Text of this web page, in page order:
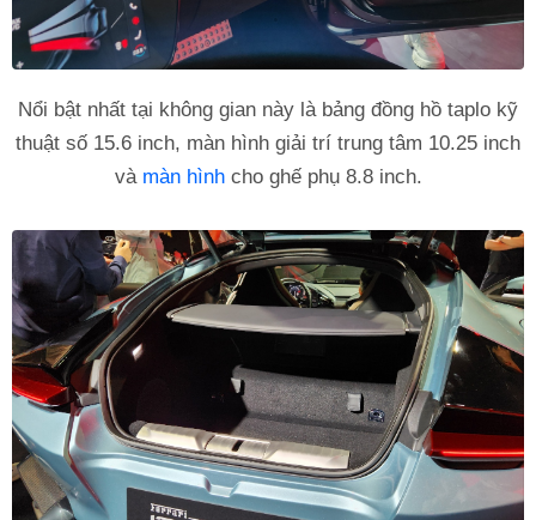
Nổi bật nhất tại không gian này là bảng đồng hồ taplo kỹ
thuật số 15.6 inch, màn hình giải trí trung tâm 10.25 inch
và màn hìnhcho ghế phụ 8.8 inch.